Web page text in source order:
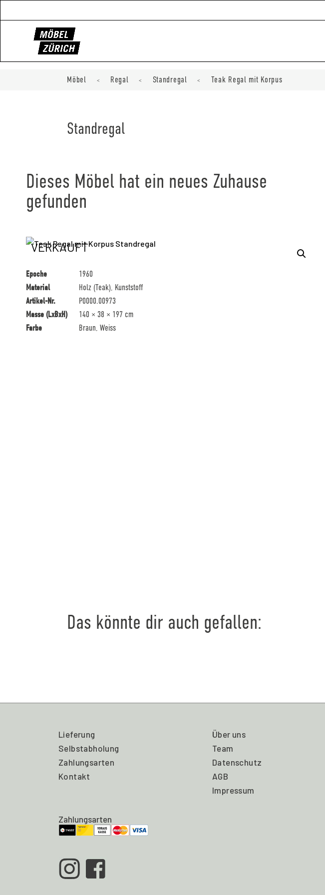
Möbel < Regal < Standregal < Teak Regal mit Korpus
Standregal
Dieses Möbel hat ein neues Zuhause
gefunden
VERKAUFT
Epoche
1960
Material
Holz (Teak), Kunststoff
Artikel-Nr.
P0000.00973
Masse (LxBxH)
140 × 38 × 197 cm
Farbe
Braun, Weiss
Das könnte dir auch gefallen:
Lieferung
Selbstabholung
Zahlungsarten
Kontakt
Über uns
Team
Datenschutz
AGB
Impressum
Zahlungsarten